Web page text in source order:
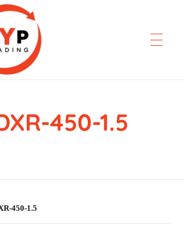
450-1.5
450-1.5